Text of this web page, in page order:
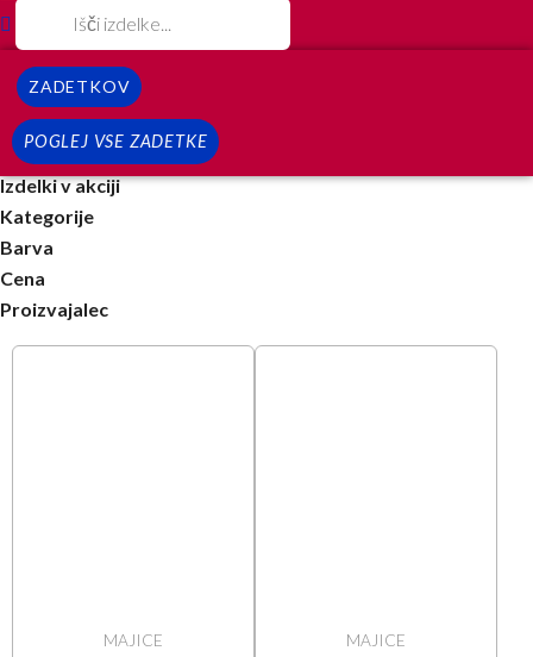
ZADETKOV
POGLEJ VSE ZADETKE
Izdelki v akciji
Kategorije
Barva
Cena
Proizvajalec
MAJICE MAJICE